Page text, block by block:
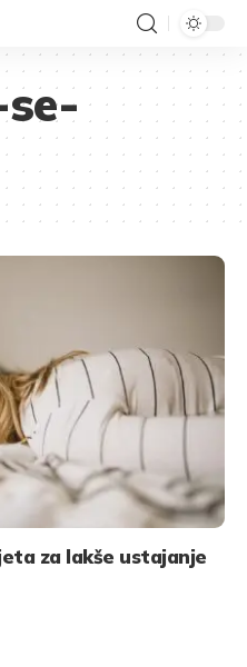
za lakše ustajanje